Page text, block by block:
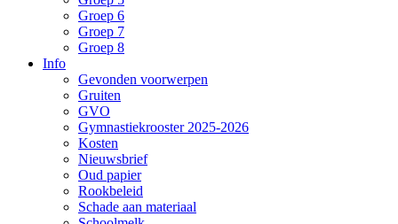
Groep 6
Groep 7
Groep 8
Info
Gevonden voorwerpen
Gruiten
GVO
Gymnastiekrooster 2025-2026
Kosten
Nieuwsbrief
Oud papier
Rookbeleid
Schade aan materiaal